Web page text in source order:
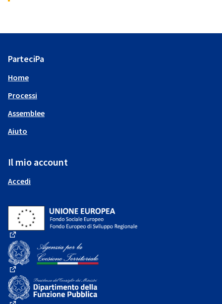
ParteciPa
Home
Processi
Assemblee
Aiuto
Il mio account
Accedi
(Collegamento esterno)
(Collegamento esterno)